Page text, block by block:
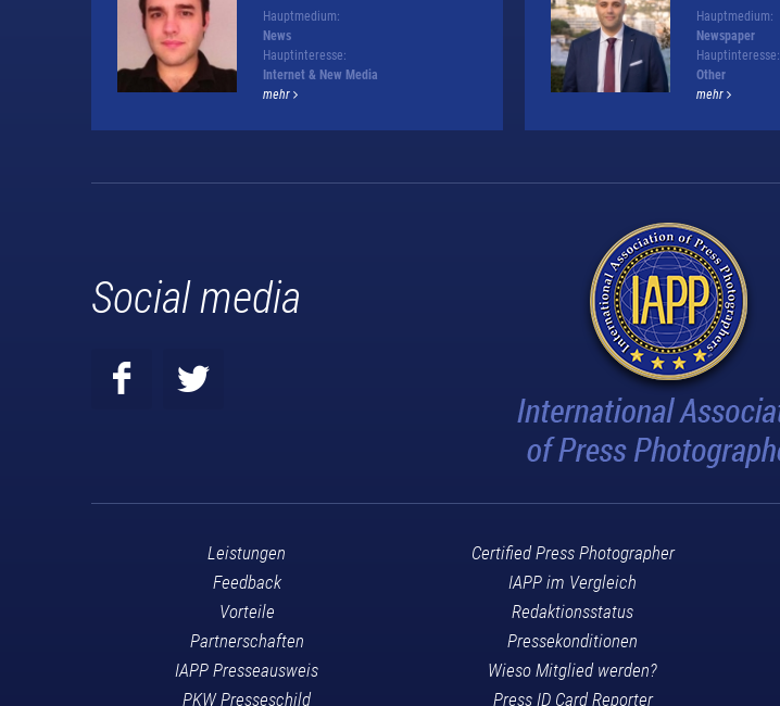
Hauptmedium:
News
Hauptinteresse:
Internet & New Media
mehr
Hauptmedium:
Newspaper
Hauptinteresse:
Other
mehr
Social media
Leistungen
Feedback
Vorteile
Partnerschaften
IAPP Presseausweis
PKW Presseschild
Certified Press Photographer
IAPP im Vergleich
Redaktionsstatus
Pressekonditionen
Wieso Mitglied werden?
Press ID Card Reporter